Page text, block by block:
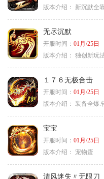
版本介绍：
新沉默全
无尽沉默
开服时间： 01月/25日
版本介绍： 独创新玩
１７６无极合击
开服时间： 01月/25日
版本介绍： 装备全爆.
宝宝
开服时间： 01月/25日
版本介绍： 宠物蛋
清风迷失〃无限刀